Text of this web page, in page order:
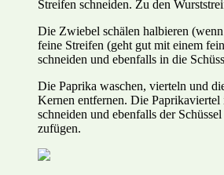
Streifen schneiden. Zu den
Die Zwiebel schälen halbieren
feine Streifen (geht gut mit einem
schneiden und ebenfalls in die
Die Paprika waschen, vierteln und
Kernen entfernen. Die Paprikaviertel
schneiden und ebenfalls der
zufügen.